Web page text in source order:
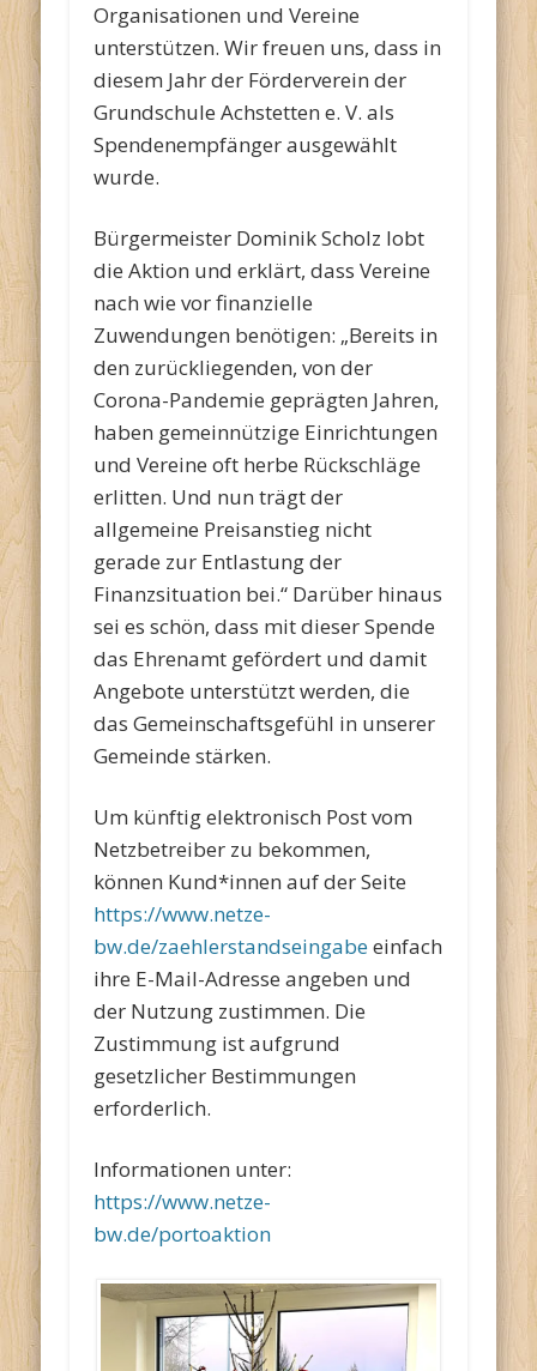
Organisationen und Vereine
unterstützen. Wir freuen uns, dass in
diesem Jahr der Förderverein der
Grundschule Achstetten e. V. als
Spendenempfänger ausgewählt
wurde.
Bürgermeister Dominik Scholz lobt
die Aktion und erklärt, dass Vereine
nach wie vor finanzielle
Zuwendungen benötigen: „Bereits in
den zurückliegenden, von der
Corona-Pandemie geprägten Jahren,
haben gemeinnützige Einrichtungen
und Vereine oft herbe Rückschläge
erlitten. Und nun trägt der
allgemeine Preisanstieg nicht
gerade zur Entlastung der
Finanzsituation bei.“ Darüber hinaus
sei es schön, dass mit dieser Spende
das Ehrenamt gefördert und damit
Angebote unterstützt werden, die
das Gemeinschaftsgefühl in unserer
Gemeinde stärken.
Um künftig elektronisch Post vom
Netzbetreiber zu bekommen,
können Kund*innen auf der Seite
https://www.netze-
bw.de/zaehlerstandseingabeeinfach
ihre E-Mail-Adresse angeben und
der Nutzung zustimmen. Die
Zustimmung ist aufgrund
gesetzlicher Bestimmungen
erforderlich.
Informationen unter:
https://www.netze-
bw.de/portoaktion